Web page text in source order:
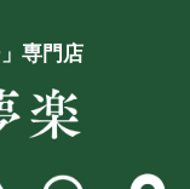
専門店